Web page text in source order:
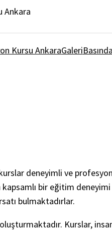
Ankara
Kursu AnkaraGaleri
deneyimli ve
bir eğitim
bulmaktadırlar.
Kurslar,